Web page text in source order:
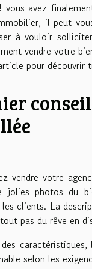
vous avez
il peut
à vouloir
vendre votre
pour découvrir
vendre votre
jolies photos du
les clients. La
pas du rêve en
des
selon les